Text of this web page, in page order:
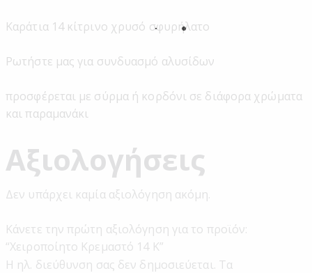
Καράτια 14 κίτρινο χρυσό σφυρήλατο
Ρωτήστε μας για συνδυασμό αλυσίδων
προσφέρεται με σύρμα ή κορδόνι σε διάφορα χρώματα
και παραμανάκι
Αξιολογήσεις
Δεν υπάρχει καμία αξιολόγηση ακόμη.
Κάνετε την πρώτη αξιολόγηση για το προϊόν:
“Χειροποίητο Κρεμαστό 14 Κ”
Η ηλ. διεύθυνση σας δεν δημοσιεύεται. Τα